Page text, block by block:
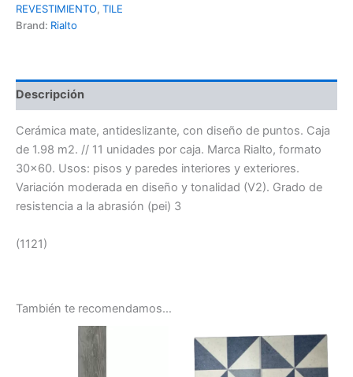
REVESTIMIENTO, TILE
Brand: Rialto
Descripción
Cerámica mate, antideslizante, con diseño de puntos. Caja
de 1.98 m2. // 11 unidades por caja. Marca Rialto, formato
30×60. Usos: pisos y paredes interiores y exteriores.
Variación moderada en diseño y tonalidad (V2). Grado de
resistencia a la abrasión (pei) 3
(1121)
También te recomendamos…